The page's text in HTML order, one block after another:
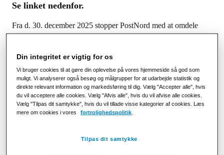
Se linket nedenfor.
Fra d. 30. december 2025 stopper PostNord med at omdele
breve. Herefter vil dao være den eneste landsdækkende
Vi modtager mange spørgsmål fra myndigheder som er usikre
på, hvad dette kommer til at betyde i praksis og hvordan de
skal håndtere deres fysiske post fremover.
Vi har inviteret dao til at deltage i webinaret sammen med os,
Din integritet er vigtig for os
Vi bruger cookies til at gøre din oplevelse på vores hjemmeside så god som
muligt. Vi analyserer også besøg og målgrupper for at udarbejde statistik og
direkte relevant information og markedsføring til dig. Vælg "Accepter alle", hvis
du vil acceptere alle cookies. Vælg "Afvis alle", hvis du vil afvise alle cookies.
Vælg "Tilpas dit samtykke", hvis du vil tillade visse kategorier af cookies. Læs
mere om cookies i vores
fortrolighedspolitik
Tilpas dit samtykke